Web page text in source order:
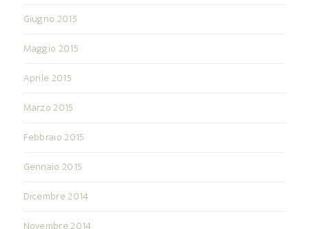
Giugno 2015
Maggio 2015
Aprile 2015
Marzo 2015
Febbraio 2015
Gennaio 2015
Dicembre 2014